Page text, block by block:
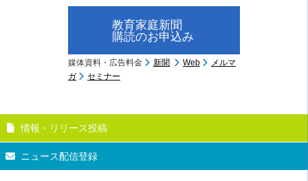
教育家庭新聞
購読のお申込み
媒体資料・広告料金 新聞 Web
メルマ
ガ
セミナー
情報・リリース投稿
ニュース配信登録